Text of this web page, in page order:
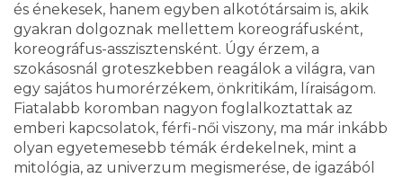
és énekesek, hanem egyben alkotótársaim is, akik
gyakran dolgoznak mellettem koreográfusként,
koreográfus-asszisztensként. Úgy érzem, a
szokásosnál groteszkebben reagálok a világra, van
egy sajátos humorérzékem, önkritikám, líraiságom.
Fiatalabb koromban nagyon foglalkoztattak az
emberi kapcsolatok, férfi-női viszony, ma már inkább
olyan egyetemesebb témák érdekelnek, mint a
mitológia, az univerzum megismerése, de igazából